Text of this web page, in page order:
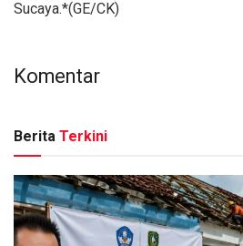
Sucaya.*(GE/CK)
Komentar
Berita Terkini